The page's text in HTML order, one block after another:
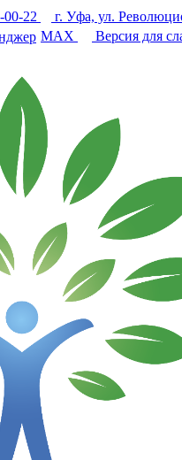
00-22
г. Уфа, ул.
MAX Версия для